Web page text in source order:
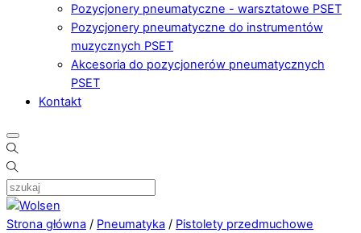
Pozycjonery pneumatyczne - warsztatowe PSET
Pozycjonery pneumatyczne do instrumentów
muzycznych PSET
Akcesoria do pozycjonerów pneumatycznych
PSET
Kontakt
Strona główna / Pneumatyka / Pistolety przedmuchowe